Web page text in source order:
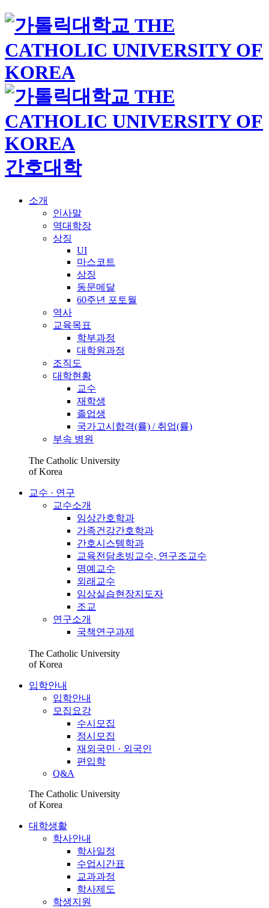
간호대학
소개
인사말
역대학장
상징
UI
마스코트
상징
동문메달
60주년 포토월
역사
교육목표
학부과정
대학원과정
조직도
대학현황
교수
재학생
졸업생
국가고시합격(률) / 취업(률)
부속 병원
The Catholic University
of Korea
교수 · 연구
교수소개
임상간호학과
가족건강간호학과
간호시스템학과
교육전담초빙교수, 연구조교수
명예교수
외래교수
임상실습현장지도자
조교
연구소개
국책연구과제
The Catholic University
of Korea
입학안내
입학안내
모집요강
수시모집
정시모집
재외국민 · 외국인
편입학
Q&A
The Catholic University
of Korea
대학생활
학사안내
학사일정
수업시간표
교과과정
학사제도
학생지원